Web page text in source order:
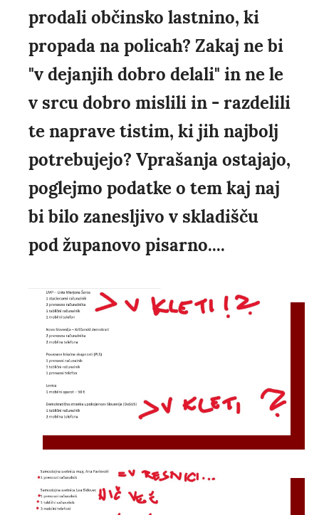
prodali občinsko lastnino, ki
propada na policah? Zakaj ne bi
"v dejanjih dobro delali" in ne le
v srcu dobro mislili in - razdelili
te naprave tistim, ki jih najbolj
potrebujejo? Vprašanja ostajajo,
poglejmo podatke o tem kaj naj
bi bilo zanesljivo v skladišču
pod županovo pisarno....